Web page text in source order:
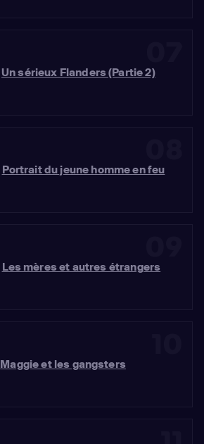
Un sérieux Flanders (Partie 2)
Portrait du jeune homme en feu
Les mères et autres étrangers
Maggie et les gangsters